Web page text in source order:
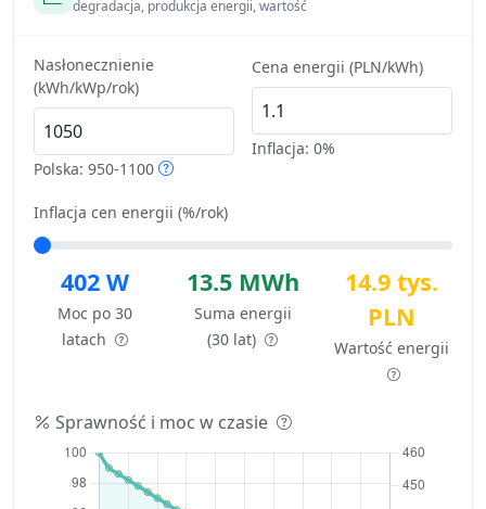
degradacja, produkcja energii, wartość
Nasłonecznienie
(kWh/kWp/rok)
Polska: 950-1100
Cena energii (PLN/kWh)
Inflacja: 0%
Inflacja cen energii (%/rok)
402 W
Moc po 30
latach
13.5 MWh
Suma energii
(30 lat)
14.9 tys.
PLN
Wartość energii
Sprawność i moc w czasie